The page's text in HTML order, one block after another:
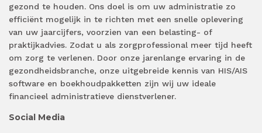
gezond te houden. Ons doel is om uw administratie zo
efficiënt mogelijk in te richten met een snelle oplevering
van uw jaarcijfers, voorzien van een belasting- of
praktijkadvies. Zodat u als zorgprofessional meer tijd heeft
om zorg te verlenen. Door onze jarenlange ervaring in de
gezondheidsbranche, onze uitgebreide kennis van HIS/AIS
software en boekhoudpakketten zijn wij uw ideale
financieel administratieve dienstverlener.
Social Media